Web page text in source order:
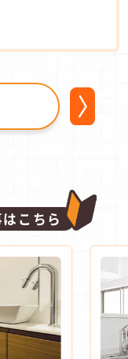
こちら